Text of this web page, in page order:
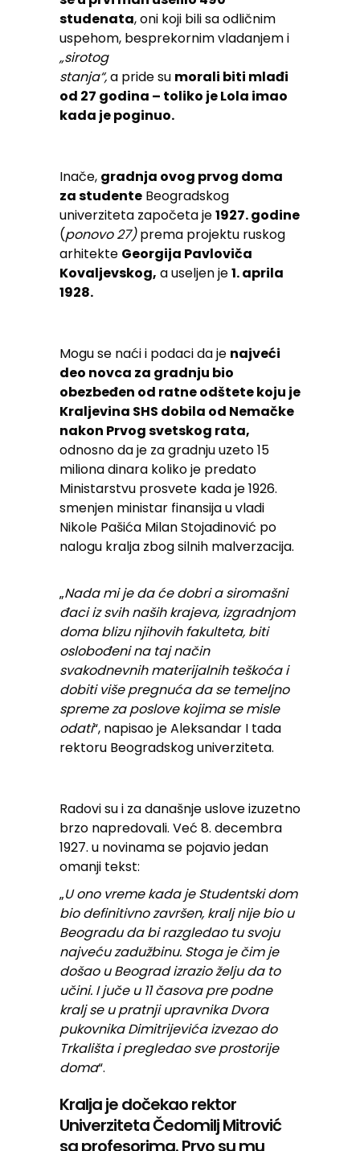
studenata, oni koji bili sa odličnim
uspehom, besprekornim vladanjem i
„sirotog
stanja“,a pride su morali biti mlađi
od 27 godina – toliko je Lola imao
kada je poginuo.
Inače, gradnja ovog prvog doma
za studente Beogradskog
univerziteta započeta je1927. godine
(ponovo 27)prema projektu ruskog
arhitekte Georgija Pavloviča
Kovaljevskog, a useljen je1. aprila
1928.
Mogu se naći i podaci da je najveći
deo novca za gradnju bio
obezbeđen od ratne odštete koju je
Kraljevina SHS dobila od Nemačke
nakon Prvog svetskog rata,
odnosno da je za gradnju uzeto 15
miliona dinara koliko je predato
Ministarstvu prosvete kada je 1926.
smenjen ministar finansija u vladi
Nikole Pašića Milan Stojadinović po
nalogu kralja zbog silnih malverzacija.
„Nada mi je da će dobri a siromašni
đaci iz svih naših krajeva, izgradnjom
doma blizu njihovih fakulteta, biti
oslobođeni na taj način
svakodnevnih materijalnih teškoća i
dobiti više pregnuća da se temeljno
spreme za poslove kojima se misle
odati“, napisao je Aleksandar I tada
rektoru Beogradskog univerziteta.
Radovi su i za današnje uslove izuzetno
brzo napredovali. Već 8. decembra
1927. u novinama se pojavio jedan
omanji tekst:
„U ono vreme kada je Studentski dom
bio definitivno završen, kralj nije bio u
Beogradu da bi razgledao tu svoju
najveću zadužbinu. Stoga je čim je
došao u Beograd izrazio želju da to
učini. I juče u 11 časova pre podne
kralj se u pratnji upravnika Dvora
pukovnika Dimitrijevića izvezao do
Trkališta i pregledao sve prostorije
doma“.
Kralja je dočekao rektor
Univerziteta Čedomilj Mitrović
sa profesorima. Prvo su mu